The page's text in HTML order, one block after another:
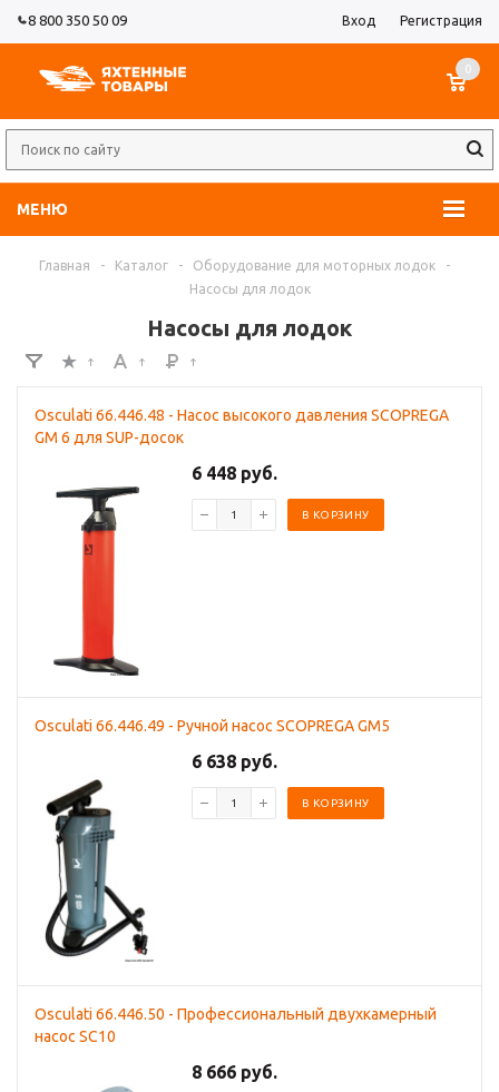
8 800 350 50 09 Вход Регистрация
МЕНЮ
0
Главная - Каталог - Оборудование для моторных лодок
-
Насосы для лодок
Насосы для лодок
Osculati 66.446.48 - Насос высокого давления SCOPREGA
GM 6 для SUP-досок
6 448 руб.
В КОРЗИНУ
Osculati 66.446.49 - Ручной насос SCOPREGA GM5
6 638 руб.
В КОРЗИНУ
Osculati 66.446.50 - Профессиональный двухкамерный
насос SC10
8 666 руб.